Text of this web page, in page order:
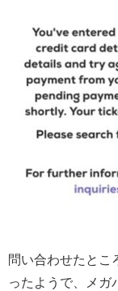
問い合わせたとこ
ったようで、メガ